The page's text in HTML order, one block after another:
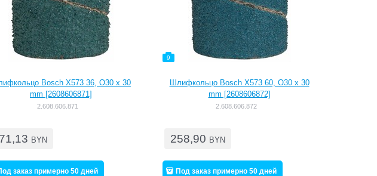
Bosch X573 36, O30 x 30
mm [2608606871]
2.608.606.871
BYN
заказ примерно 50 дней
9
Шлифкольцо Bosch X573 60, O30 x 30
mm [2608606872]
2.608.606.872
258,90 BYN
Под заказ примерно 50 дней